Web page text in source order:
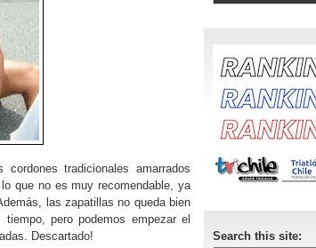
tradicionales amarrados
que no es muy recomendable, ya
las zapatillas no queda bien
pero podemos empezar el
Descartado!
Search this site: